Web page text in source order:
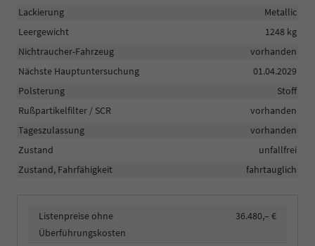
Lackierung
Metallic
Leergewicht
1248 kg
Nichtraucher-Fahrzeug
vorhanden
Nächste Hauptuntersuchung
01.04.2029
Polsterung
Stoff
Rußpartikelfilter / SCR
vorhanden
Tageszulassung
vorhanden
Zustand
unfallfrei
Zustand, Fahrfähigkeit
fahrtauglich
Listenpreise ohne
Überführungskosten
36.480,– €